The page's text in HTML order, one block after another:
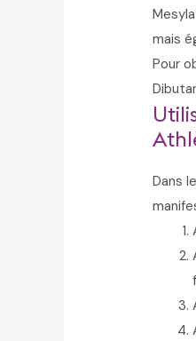
mais
Pour
Dans